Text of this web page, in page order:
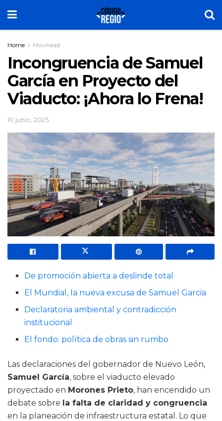
Home Movilidad
Incongruencia de Samuel
García en Proyecto del
Viaducto: ¡Ahora lo Frena!
10 junio, 2025
De promoción abierta a deslinde total
El Mundial, la nueva excusa de Samuel Garcia
Declaratoria ambiental y contradicción
institucional
El fondo: política de obras sin rumbo
Las declaraciones del gobernador de Nuevo León,
Samuel García, sobre el viaducto elevado
proyectado en Morones Prieto, han encendido un
debate sobre la falta de claridad y congruencia
en la planeación de infraestructura estatal. Lo que